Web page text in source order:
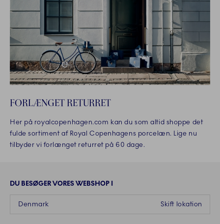
FORLÆNGET RETURRET
Her på royalcopenhagen.com kan du som altid shoppe det
fulde sortiment af Royal Copenhagens porcelæn. Lige nu
tilbyder vi forlænget returret på 60 dage.
DU BESØGER VORES WEBSHOP I
Skift lokation
Denmark